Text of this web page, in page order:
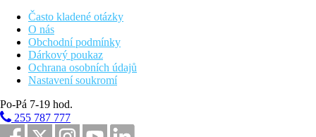
Často kladené otázky
O nás
Obchodní podmínky
Dárkový poukaz
Ochrana osobních údajů
Nastavení soukromí
Po-Pá 7-19 hod.
255 787 777